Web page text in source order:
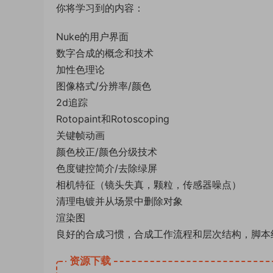
你将学习到的内容：
Nuke的用户界面
数字合成的概念和技术
加性色理论
图像格式/分辨率/颜色
2d追踪
Rotopaint和Rotoscoping
关键帧动画
颜色校正/颜色分级技术
色度键控简介/去除绿屏
相机特征（镜头失真，颗粒，传感器噪点）
清理电镀并从场景中删除对象
渲染图
良好的合成习惯，合成工作流程和层次结构，脚本
资源下载